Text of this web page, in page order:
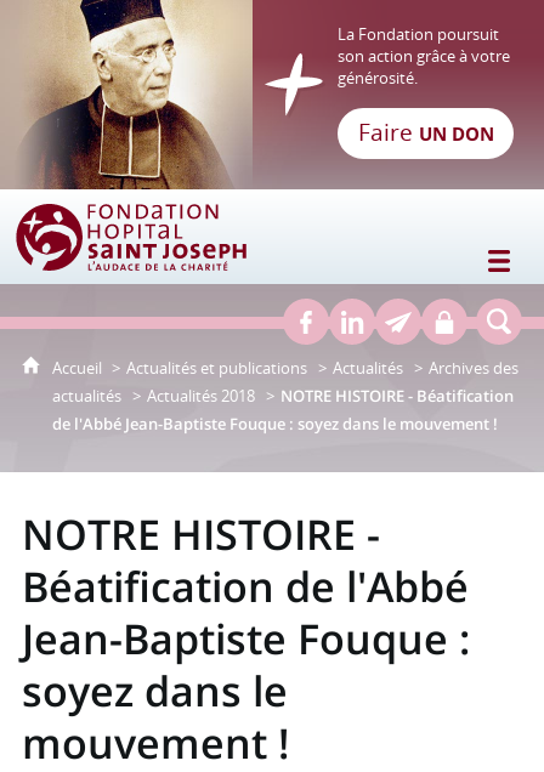
Fondation Hôpital Saint Joseph
La Fondation poursuit
son action grâce à votre
générosité.
Faire UN DON
Accueil Actualités et publications Actualités
Archives des
actualités
Actualités 2018
NOTRE HISTOIRE - Béatification
de l'Abbé Jean-Baptiste Fouque : soyez dans le mouvement !
NOTRE HISTOIRE -
Béatification de l'Abbé
Jean-Baptiste Fouque :
soyez dans le
mouvement !